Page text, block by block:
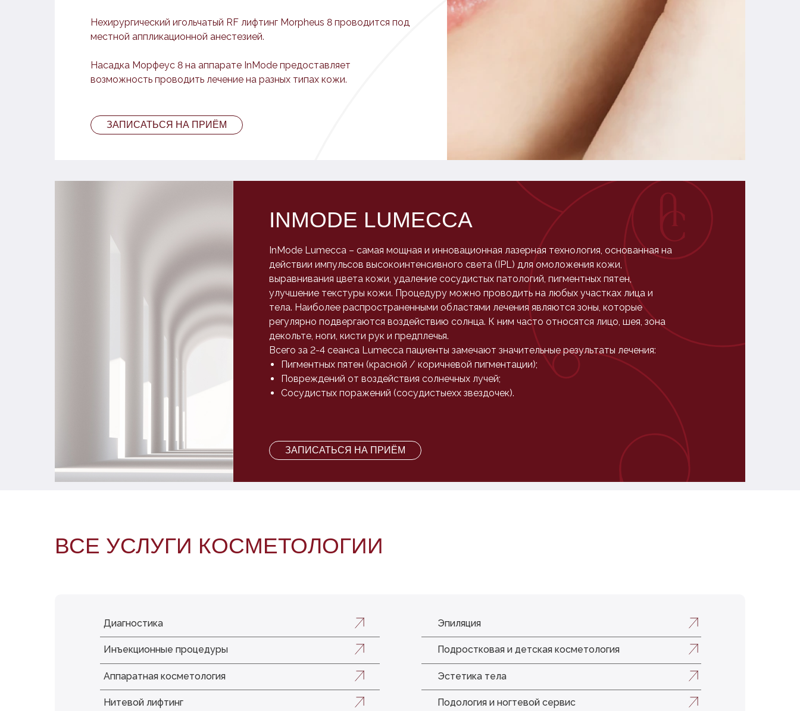
ЗАПИСАТЬСЯ НА ПРИЁМ
Нехирургический игольчатый RF лифтинг Morpheus 8 проводится под
местной аппликационной анестезией.
Насадка Moрфеус 8 на аппарате InMode предоставляет
возможность проводить лечение на разных типах кожи.
InMode Lumecca – самая мощная и инновационная лазерная технология, основанная на
действии импульсов высокоинтенсивного света (IPL) для омоложения кожи,
выравнивания цвета кожи, удаление сосудистых патологий, пигментных пятен,
улучшение текстуры кожи. Процедуру можно проводить на любых участках лица и
тела. Наиболее распространенными областями лечения являются зоны, которые
регулярно подвергаются воздействию солнца. К ним часто относятся лицо, шея, зона
декольте, ноги, кисти рук и предплечья.
Всего за 2-4 сеанса Lumecca пациенты замечают значительные результаты лечения:
Пигментных пятен (красной / коричневой пигментации);
Повреждений от воздействия солнечных лучей;
Сосудистых поражений (сосудистыехх звездочек).
INMODE LUMECCA
ЗАПИСАТЬСЯ НА ПРИЁМ
Инъекционные процедуры
Эпиляция
Аппаратная косметология
Подология и ногтевой сервис
Подростковая и детская косметология
Диагностика
ВСЕ УСЛУГИ КОСМЕТОЛОГИИ
Эстетика тела
Нитевой лифтинг